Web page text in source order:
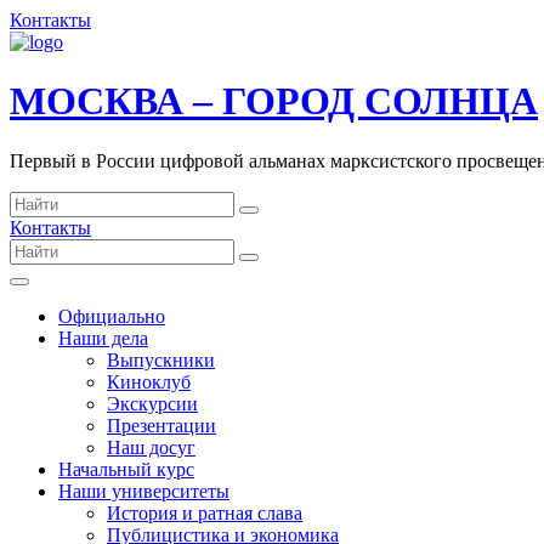
Контакты
МОСКВА – ГОРОД СОЛНЦА
Первый в России цифровой альманах марксистского
Контакты
Официально
Наши дела
Выпускники
Киноклуб
Экскурсии
Презентации
Наш досуг
Начальный курс
Наши университеты
История и ратная слава
Публицистика и экономика